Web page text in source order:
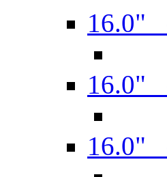
16.0"
16.0"
16.0"